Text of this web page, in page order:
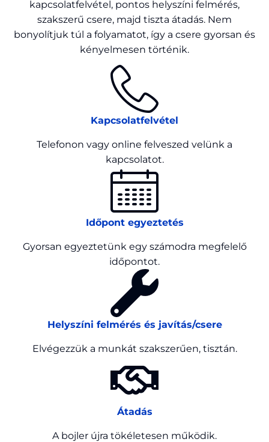
kapcsolatfelvétel, pontos helyszíni felmérés,
szakszerű csere, majd tiszta átadás. Nem
bonyolítjuk túl a folyamatot, így a csere gyorsan és
kényelmesen történik.
Kapcsolatfelvétel
Telefonon vagy online felveszed velünk a
kapcsolatot.
Időpont egyeztetés
Gyorsan egyeztetünk egy számodra megfelelő
időpontot.
Helyszíni felmérés és javítás/csere
Elvégezzük a munkát szakszerűen, tisztán.
Átadás
A bojler újra tökéletesen működik.